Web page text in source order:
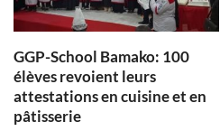
GGP-School Bamako: 100
élèves revoient leurs
attestations en cuisine et en
pâtisserie